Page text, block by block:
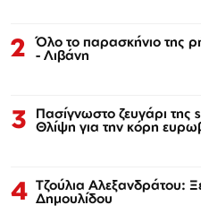
2 Όλο το παρασκήνιο της
- Λιβάνη
3 Πασίγνωστο ζευγάρι της
Θλίψη για την κόρη
4 Τζούλια Αλεξανδράτου:
Δημουλίδου